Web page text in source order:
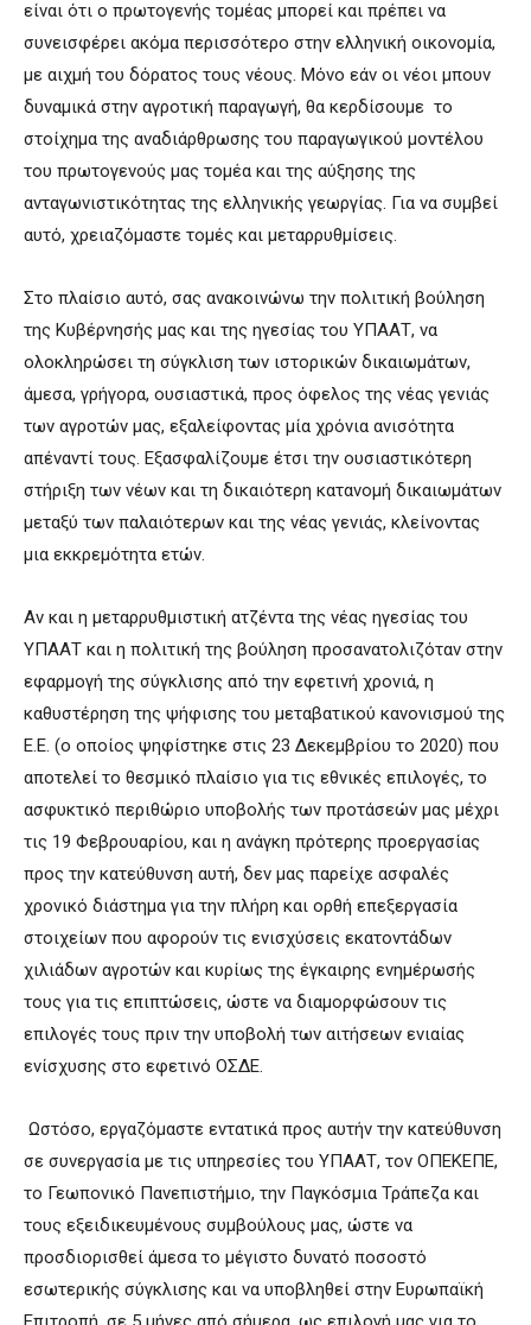
είναι ότι ο πρωτογενής τομέας μπορεί και πρέπει να
συνεισφέρει ακόμα περισσότερο στην ελληνική οικονομία,
με αιχμή του δόρατος τους νέους. Μόνο εάν οι νέοι μπουν
δυναμικά στην αγροτική παραγωγή, θα κερδίσουμε το
στοίχημα της αναδιάρθρωσης του παραγωγικού μοντέλου
του πρωτογενούς μας τομέα και της αύξησης της
ανταγωνιστικότητας της ελληνικής γεωργίας. Για να συμβεί
αυτό, χρειαζόμαστε τομές και μεταρρυθμίσεις.
Στο πλαίσιο αυτό, σας ανακοινώνω την πολιτική βούληση
της Κυβέρνησής μας και της ηγεσίας του ΥΠΑΑΤ, να
ολοκληρώσει τη σύγκλιση των ιστορικών δικαιωμάτων,
άμεσα, γρήγορα, ουσιαστικά, προς όφελος της νέας γενιάς
των αγροτών μας, εξαλείφοντας μία χρόνια ανισότητα
απέναντί τους. Εξασφαλίζουμε έτσι την ουσιαστικότερη
στήριξη των νέων και τη δικαιότερη κατανομή δικαιωμάτων
μεταξύ των παλαιότερων και της νέας γενιάς, κλείνοντας
μια εκκρεμότητα ετών.
Αν και η μεταρρυθμιστική ατζέντα της νέας ηγεσίας του
ΥΠΑΑΤ και η πολιτική της βούληση προσανατολιζόταν στην
εφαρμογή της σύγκλισης από την εφετινή χρονιά, η
καθυστέρηση της ψήφισης του μεταβατικού κανονισμού της
Ε.Ε. (ο οποίος ψηφίστηκε στις 23 Δεκεμβρίου το 2020) που
αποτελεί το θεσμικό πλαίσιο για τις εθνικές επιλογές, το
ασφυκτικό περιθώριο υποβολής των προτάσεών μας μέχρι
τις 19 Φεβρουαρίου, και η ανάγκη πρότερης προεργασίας
προς την κατεύθυνση αυτή, δεν μας παρείχε ασφαλές
χρονικό διάστημα για την πλήρη και ορθή επεξεργασία
στοιχείων που αφορούν τις ενισχύσεις εκατοντάδων
χιλιάδων αγροτών και κυρίως της έγκαιρης ενημέρωσής
τους για τις επιπτώσεις, ώστε να διαμορφώσουν τις
επιλογές τους πριν την υποβολή των αιτήσεων ενιαίας
ενίσχυσης στο εφετινό ΟΣΔΕ.
Ωστόσο, εργαζόμαστε εντατικά προς αυτήν την κατεύθυνση
σε συνεργασία με τις υπηρεσίες του ΥΠΑΑΤ, τον ΟΠΕΚΕΠΕ,
το Γεωπονικό Πανεπιστήμιο, την Παγκόσμια Τράπεζα και
τους εξειδικευμένους συμβούλους μας, ώστε να
προσδιορισθεί άμεσα το μέγιστο δυνατό ποσοστό
εσωτερικής σύγκλισης και να υποβληθεί στην Ευρωπαϊκή